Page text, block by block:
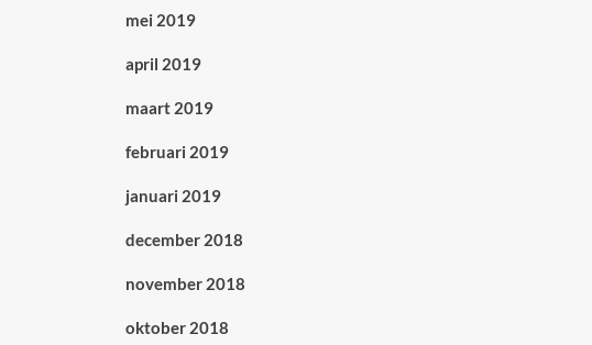
mei 2019
april 2019
maart 2019
februari 2019
januari 2019
december 2018
november 2018
oktober 2018